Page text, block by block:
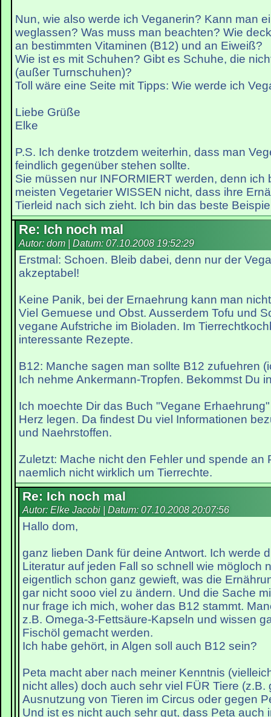
Nun, wie also werde ich Veganerin? Kann man
weglassen? Was muss man beachten? Wie
an bestimmten Vitaminen (B12) und an Eiweiß?
Wie ist es mit Schuhen? Gibt es Schuhe, die
(außer Turnschuhen)?
Toll wäre eine Seite mit Tipps: Wie werde ich
Liebe Grüße
Elke
P.S. Ich denke trotzdem weiterhin, dass man
feindlich gegenüber stehen sollte.
Sie müssen nur INFORMIERT werden, denn ich
meisten Vegetarier WISSEN nicht, dass ihre
Tierleid nach sich zieht. Ich bin das beste
Re: Ich noch mal
Autor: dom | Datum: 07.10.2008 19:52:29
Erstmal: Schoen. Bleib dabei, denn nur der
akzeptabel!
Keine Panik, bei der Ernaehrung kann man
Viel Gemuese und Obst. Ausserdem Tofu und
vegane Aufstriche im Bioladen. Im
interessante Rezepte.
B12: Manche sagen man sollte B12 zufuehren
Ich nehme Ankermann-Tropfen. Bekommst Du
Ich moechte Dir das Buch "Vegane
Herz legen. Da findest Du viel Informationen
und Naehrstoffen.
Zuletzt: Mache nicht den Fehler und spende an
naemlich nicht wirklich um Tierrechte.
Re: Ich noch mal
Autor: Elke Jacobi | Datum: 07.10.2008 20:07:56
Hallo dom,
ganz lieben Dank für deine Antwort. Ich werde
Literatur auf jeden Fall so schnell wie mögloch
eigentlich schon ganz gewieft, was die
gar nicht sooo viel zu ändern. Und die Sache
nur frage ich mich, woher das B12 stammt.
z.B. Omega-3-Fettsäure-Kapseln und wissen
Fischöl gemacht werden.
Ich habe gehört, in Algen soll auch B12 sein?
Peta macht aber nach meiner Kenntnis
nicht alles) doch auch sehr viel FÜR Tiere (z.B.
Ausnutzung von Tieren im Circus oder gegen
Und ist es nicht auch sehr gut, dass Peta auch